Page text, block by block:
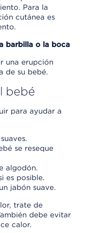
Para la
cutánea es
barbilla o la boca
una erupción
de su bebé.
bebé
para ayudar a
se reseque
algodón.
es posible.
jabón suave.
trate de
debe evitar
calor.